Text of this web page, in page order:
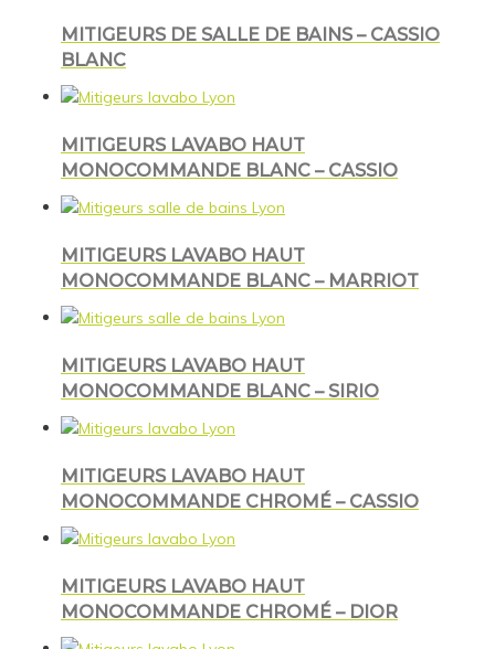
MITIGEURS DE SALLE DE BAINS – CASSIO
BLANC
MITIGEURS LAVABO HAUT
MONOCOMMANDE BLANC – CASSIO
MITIGEURS LAVABO HAUT
MONOCOMMANDE BLANC – MARRIOT
MITIGEURS LAVABO HAUT
MONOCOMMANDE BLANC – SIRIO
MITIGEURS LAVABO HAUT
MONOCOMMANDE CHROMÉ – CASSIO
MITIGEURS LAVABO HAUT
MONOCOMMANDE CHROMÉ – DIOR